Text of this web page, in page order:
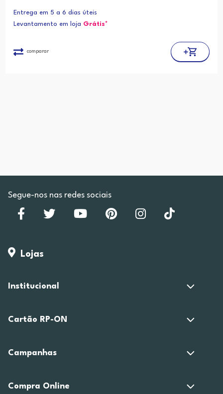
Entrega em 5 a 6 dias úteis
Levantamento em loja Grátis*
comparar
Segue-nos nas redes sociais
Lojas
Institucional
Cartão RP-ON
Campanhas
Compra Online